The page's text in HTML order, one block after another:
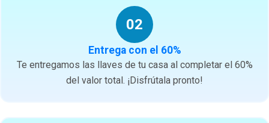
02
Entrega con el 60%
Te entregamos las llaves de tu casa al completar el 60%
del valor total. ¡Disfrútala pronto!